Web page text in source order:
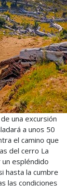
una excursión
a unos 50
el camino que
del cerro La
espléndido
hasta la cumbre
las condiciones